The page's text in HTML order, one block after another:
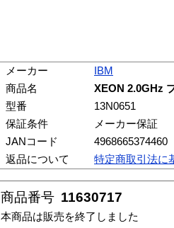
メーカー
IBM
商品名
XEON 2.0GHz
型番
13N0651
保証条件
メーカー保証
JANコード
4968665374460
返品について
特定商取引法に
商品番号 11630717
本商品は販売を終了しました